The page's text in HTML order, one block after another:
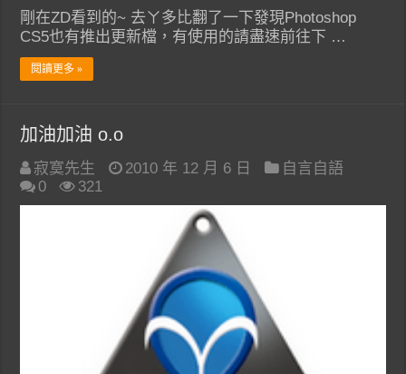
剛在ZD看到的~ 去ㄚ多比翻了一下發現Photoshop
CS5也有推出更新檔，有使用的請盡速前往下 …
閱讀更多 »
加油加油 o.o
寂寞先生 2010 年 12 月 6 日
自言自語
0
321